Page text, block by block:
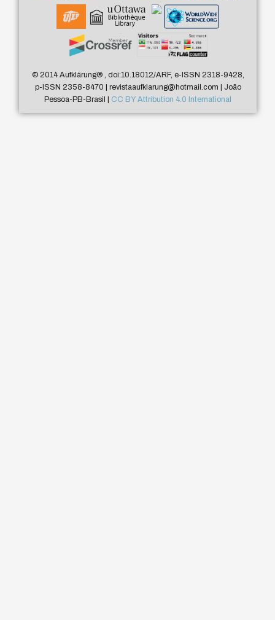
© 2014 Aufklärung®, doi:10.18012/ARF, e-ISSN 2318-9428,
p-ISSN 2358-8470 | revistaaufklarung@hotmail.com | João
Pessoa-PB-Brasil | CC BY Attribution 4.0 International